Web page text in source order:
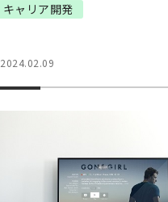
キャリア開発
2024.02.09